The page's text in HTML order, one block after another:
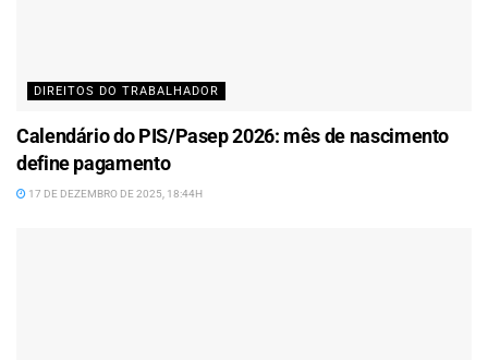
DIREITOS DO TRABALHADOR
Calendário do PIS/Pasep 2026: mês de nascimento
define pagamento
17 DE DEZEMBRO DE 2025, 18:44H